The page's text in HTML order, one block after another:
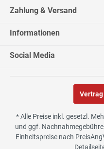
02.08.26▼
Zahlung & Versand
Informationen
Social Media
* Alle Preise inkl. gesetzl.
und ggf.
Einheitspreise nach